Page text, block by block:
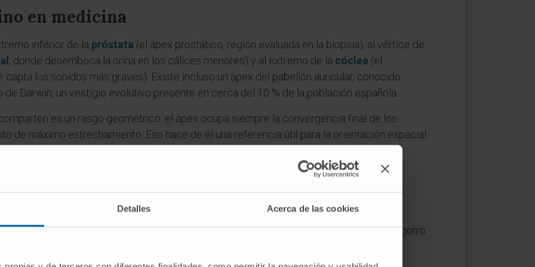
Detalles Acerca de las cookies
en medicina
inferior de la próstata (el ápex prostático, región evaluada en la biopsia), al vértice de
, donde desemboca la orina en los cálices menores) y al extremo de la cóclea (el
capta los sonidos más graves). Existe incluso un ápex del pabellón auricular, conocido
de Darwin, un vestigio evolutivo presente en cerca del 10 % de la población española.
es un rasgo geométrico: el ápex ocupa siempre la convergencia final de los
de máximo estrechamiento. Eso hace de él una referencia útil para la orientación espacial
y descripciones anatomopatológicas.
ápex?
«punta de lanza» o «cúspide». En la Roma clásica,apexdesignaba también el pico del gorro
castellana patrimonial es
inglés científico.